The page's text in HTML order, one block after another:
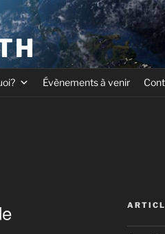
Évènements à venir